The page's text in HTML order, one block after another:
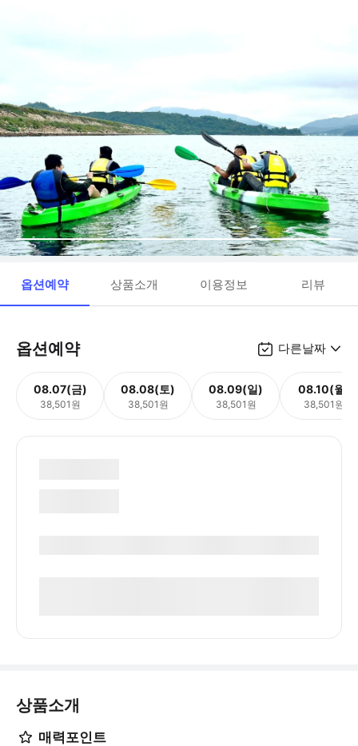
옵션예약 상품소개 이용정보 리뷰
옵션예약 다른날짜
08.07(금)
38,501원
08.08(토)
38,501원
08.09(일)
38,501원
08.10(월)
38,501원
상품소개
매력포인트